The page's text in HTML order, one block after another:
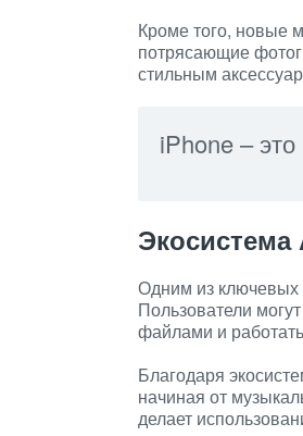
Кроме того, новые
потрясающие
стильным
iPhone –
Экосистема
Одним из ключевых
Пользователи
файлами и
Благодаря
начиная от
делает